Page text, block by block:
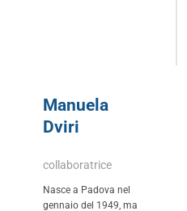
Manuela
Dviri
collaboratrice
Nasce a Padova nel
gennaio del 1949, ma